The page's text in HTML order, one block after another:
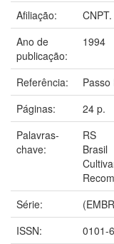
Afiliação:
CNPT.
Ano de
publicação:
1994
Referência:
Passo
Páginas:
24 p.
Palavras-
chave:
RS
Brasil
Série:
ISSN:
0101-